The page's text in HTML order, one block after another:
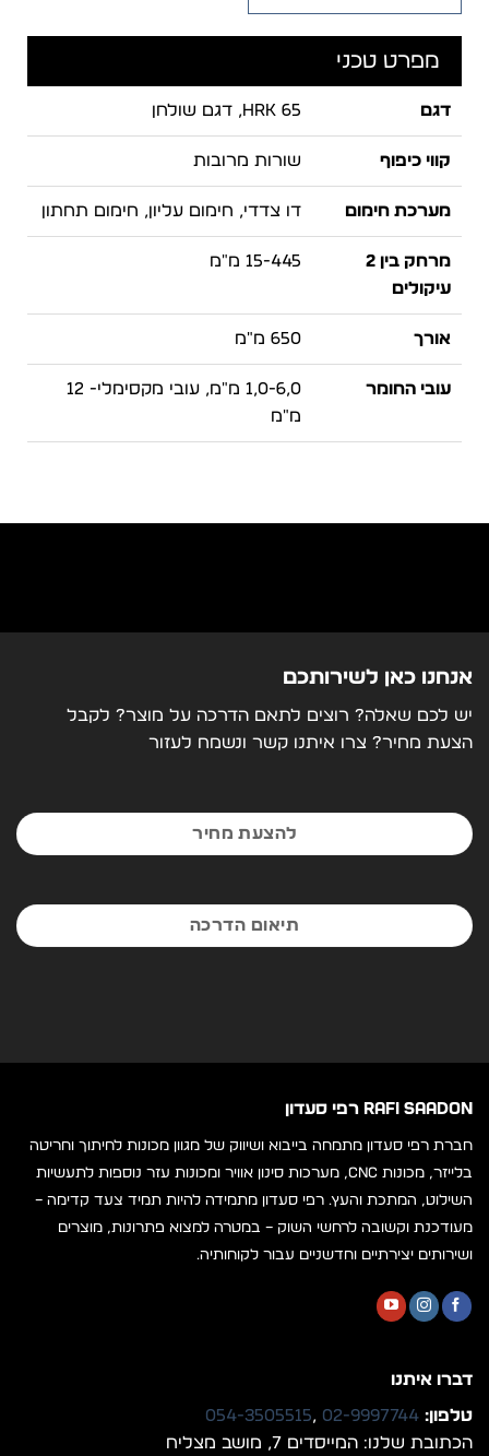
מפרט טכני
דגם HRK 65, דגם שולחן
קווי כיפוף שורות מרובות
מערכת חימום דו צדדי, חימום עליון, חימום תחתון
מרחק בין 2
עיקולים
15-445 מ"מ
אורך 650 מ"מ
עובי החומר
1,0-6,0 מ"מ, עובי מקסימלי- 12
מ"מ
אנחנו כאן לשירותכם
יש לכם שאלה? רוצים לתאם הדרכה על מוצר? לקבל
הצעת מחיר? צרו איתנו קשר ונשמח לעזור
להצעת מחיר
תיאום הדרכה
RAFI SAADON רפי סעדון
חברת רפי סעדון מתמחה בייבוא ושיווק של מגוון מכונות לחיתוך וחריטה
בלייזר, מכונות CNC, מערכות סינון אוויר ומכונות עזר נוספות לתעשיות
השילוט, המתכת והעץ. רפי סעדון מתמידה להיות תמיד צעד קדימה –
מעודכנת וקשובה לרחשי השוק – במטרה למצוא פתרונות, מוצרים
ושירותים יצירתיים וחדשניים עבור לקוחותיה.
דברו איתנו
טלפון: 02-9997744
,
054-3505515
הכתובת שלנו: המייסדים 7, מושב מצליח